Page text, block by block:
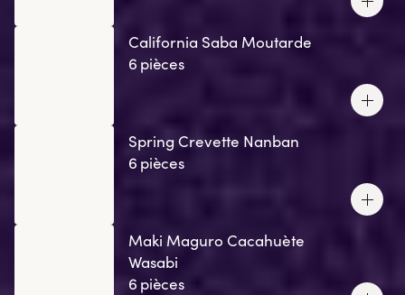
California Saba Moutarde
6 pièces
Spring Crevette Nanban
6 pièces
Maki Maguro Cacahuète
Wasabi
6 pièces